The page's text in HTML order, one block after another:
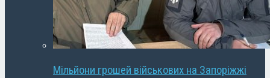
Мільйони грошей військових на Запоріжжі